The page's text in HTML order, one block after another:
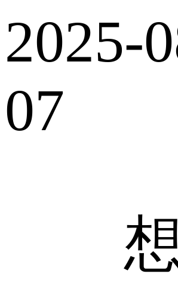
2025-
07
想